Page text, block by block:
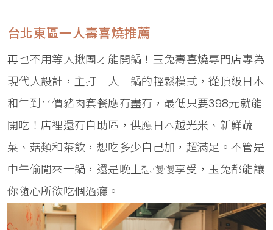
台北東區一人壽喜燒推薦
再也不用等人揪團才能開鍋！玉兔壽喜燒專門店專為
現代人設計，主打一人一鍋的輕鬆模式，從頂級日本
和牛到平價豬肉套餐應有盡有，最低只要398元就能
開吃！店裡還有自助區，供應日本越光米、新鮮蔬
菜、菇類和茶飲，想吃多少自己加，超滿足。不管是
中午偷閒來一鍋，還是晚上想慢慢享受，玉兔都能讓
你隨心所欲吃個過癮。